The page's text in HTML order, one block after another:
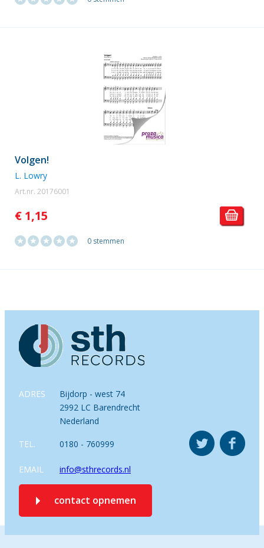
Volgen!
L. Lowry
Art.nr. 20176001
€ 1,15
0 stemmen
ADRES
Bijdorp - west 74
2992 LC Barendrecht
Nederland
TEL. 0180 - 760999
EMAIL info@sthrecords.nl
contact opnemen